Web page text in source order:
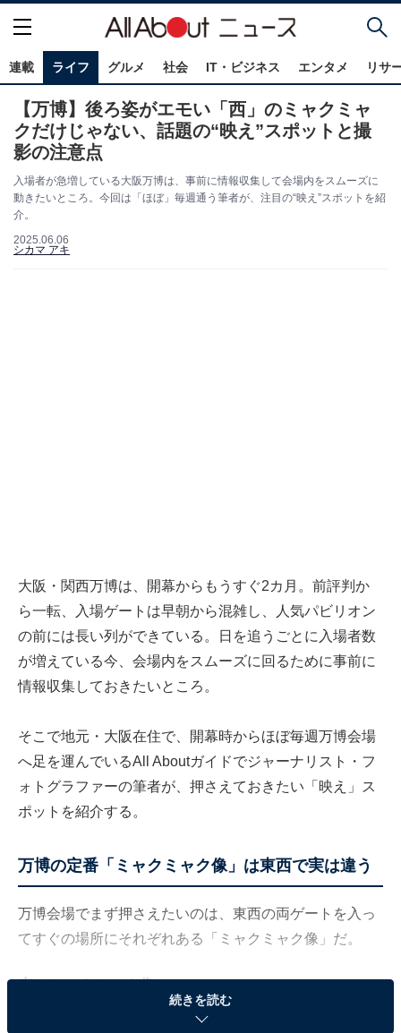
連載 ライフ グルメ 社会 IT・ビジネス エンタメ リサ
【万博】後ろ姿がエモい「西」のミャクミャ
クだけじゃない、話題の“映え”スポットと撮
影の注意点
入場者が急増している大阪万博は、事前に情報収集して会場内をスムーズに
動きたいところ。今回は「ほぼ」毎週通う筆者が、注目の“映え”スポットを紹
介。
2025.06.06
シカマ アキ
大阪・関西万博は、開幕からもうすぐ2カ月。前評判か
ら一転、入場ゲートは早朝から混雑し、人気パビリオン
の前には長い列ができている。日を追うごとに入場者数
が増えている今、会場内をスムーズに回るために事前に
情報収集しておきたいところ。
そこで地元・大阪在住で、開幕時からほぼ毎週万博会場
へ足を運んでいるAll Aboutガイドでジャーナリスト・フ
ォトグラファーの筆者が、押さえておきたい「映え」ス
ポットを紹介する。
万博の定番「ミャクミャク像」は東西で実は違う
万博会場でまず押さえたいのは、東西の両ゲートを入っ
てすぐの場所にそれぞれある「ミャクミャク像」だ。
東のミャクミャク像
続きを読む